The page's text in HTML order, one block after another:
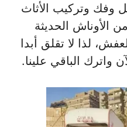
وفك وتركيب الأثاث
الأوناش الحديثة
لذا لا تقلق أبدا
واترك الباقي علينا.